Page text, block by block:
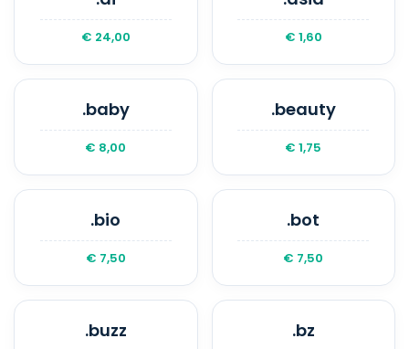
€ 24,00 € 1,60
.baby
€ 8,00
.beauty
€ 1,75
.bio
€ 7,50
.bot
€ 7,50
.buzz .bz